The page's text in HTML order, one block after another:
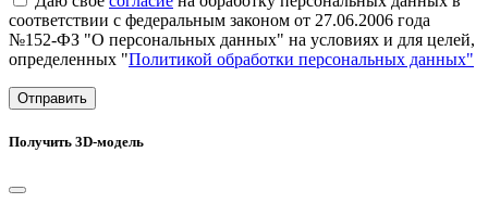
соответствии с федеральным законом от 27.06.2006 года
№152-ФЗ "О персональных данных" на условиях и для целей,
определенных "Политикой обработки персональных данных"
Отправить
Получить 3D-модель